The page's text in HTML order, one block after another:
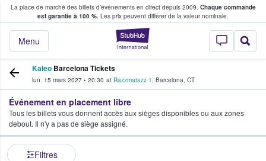
La place de marché des billets d’événements en direct depuis 2009. Chaque commande
est garantie à 100 %. Les prix peuvent différer de la valeur nominale.
StubHub - Où
Menu
fans achètent et vendent des billets
Kaleo Barcelona Tickets
lun. 15 mars 2027 • 20:30 at Razzmatazz 1, Barcelona, CT
Événement en placement libre
Tous les billets vous donnent accès aux sièges disponibles ou aux zones
debout. Il n'y a pas de siège assigné.
Filtres